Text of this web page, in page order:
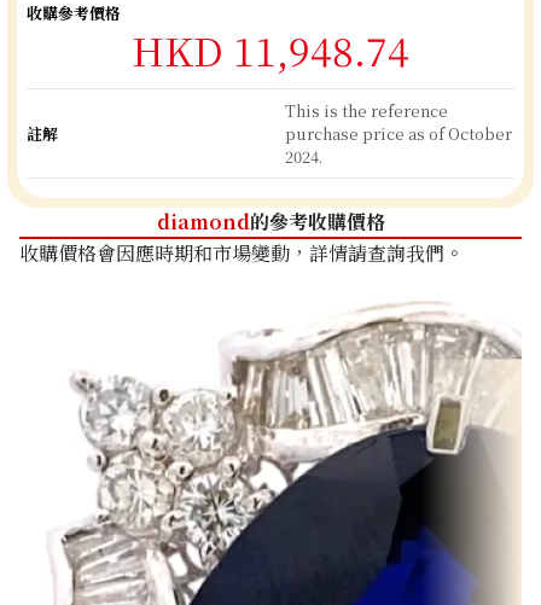
收購參考價格
HKD 11,948.74
註解
This is the reference
purchase price as of October
2024.
diamond的參考收購價格
收購價格會因應時期和市場變動，詳情請查詢我們。